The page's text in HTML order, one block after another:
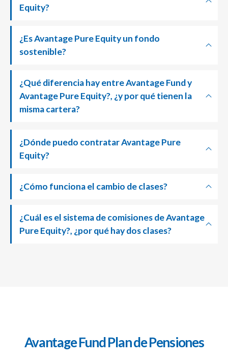
Equity?
¿Es Avantage Pure Equity un fondo
sostenible?
¿Qué diferencia hay entre Avantage Fund y
Avantage Pure Equity?, ¿y por qué tienen la
misma cartera?
¿Dónde puedo contratar Avantage Pure
Equity?
¿Cómo funciona el cambio de clases?
¿Cuál es el sistema de comisiones de Avantage
Pure Equity?, ¿por qué hay dos clases?
Avantage Fund Plan de Pensiones